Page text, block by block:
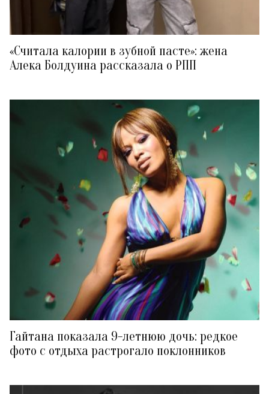
«Считала калории в зубной пасте»: жена
Алека Болдуина рассказала о РПП
Гайтана показала 9-летнюю дочь: редкое
фото с отдыха растрогало поклонников